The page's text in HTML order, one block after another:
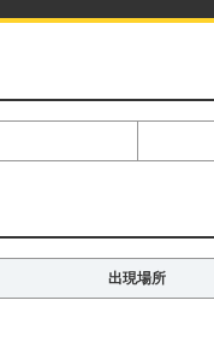
出現場所